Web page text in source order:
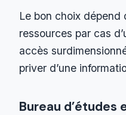
Le bon choix dépend
ressources par cas
accès
priver d’une
Bureau